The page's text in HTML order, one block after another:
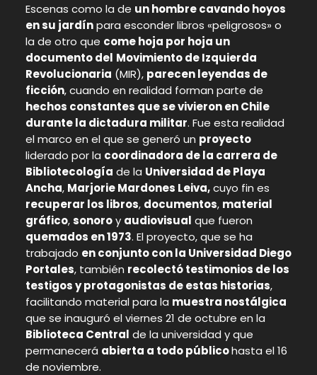
Escenas como la de un hombre cavando hoyos
en su jardínpara esconder libros «peligrosos» o
la de otro que come hoja por hoja un
documento del Movimiento de Izquierda
Revolucionaria (MIR), parecen leyendas de
ficción, cuando en realidad forman parte de
hechos constantes que se vivieron en Chile
durante la dictadura militar. Fue esta realidad
el marco en el que se generó un proyecto
liderado por la coordinadora de la carrera de
Bibliotecología de la Universidad de Playa
Ancha, Marjorie Mardones Leiva,cuyo fin es
recuperar los libros, documentos, material
gráfico,sonoroy audiovisual que fueron
quemados en 1973. El proyecto, que se ha
trabajado en conjunto con la Universidad Diego
Portales, también recolectó testimonios de los
testigos y protagonistas de estas historias,
facilitando material para la muestra nostálgica
que se inauguró el viernes 21 de octubre en la
Biblioteca Central de la universidad y que
permanecerá abierta a todo públicohasta el 16
de noviembre.